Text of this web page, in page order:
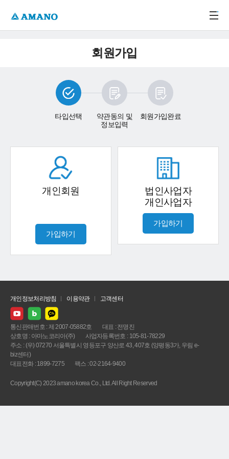
회원가입
타입선택
약관동의 및
정보입력
회원가입완료
개인회원
가입하기
법인사업자
개인사업자
가입하기
개인정보처리방침 이용약관 고객센터
통신판매번호 : 제 2007-05882호
대표 : 전명진
상호명 : 아마노코리아(주)
사업자등록번호 : 105-81-78229
주소 : (우) 07270 서울특별시 영등포구 양산로 43, 407호 (양평동3가, 우림 e-
biz센터)
대표전화 : 1899-7275
팩스 : 02-2164-9400
Copyright(C) 2023 amano korea Co., Ltd. All Right Reserved